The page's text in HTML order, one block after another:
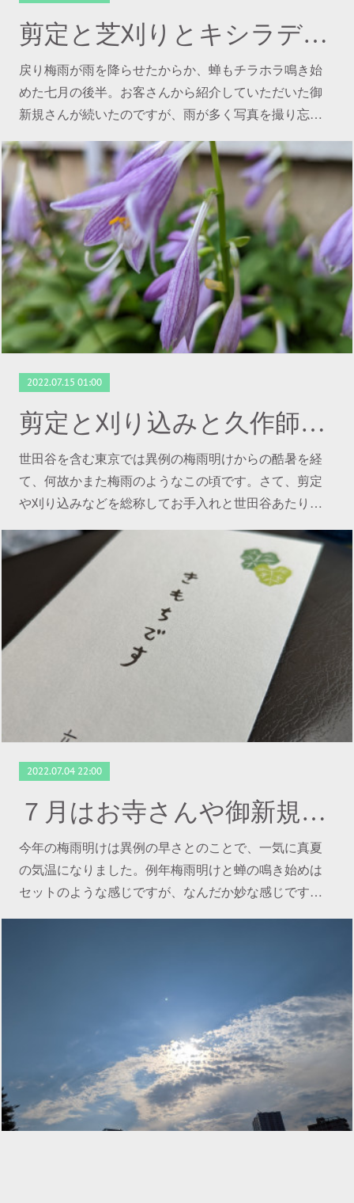
剪定と芝刈りとキシラデコール
戻り梅雨が雨を降らせたからか、蝉もチラホラ鳴き始
めた七月の後半。お客さんから紹介していただいた御
新規さんが続いたのですが、雨が多く写真を撮り忘…
2022.07.15 01:00
剪定と刈り込みと久作師匠の葡萄
世田谷を含む東京では異例の梅雨明けからの酷暑を経
て、何故かまた梅雨のようなこの頃です。さて、剪定
や刈り込みなどを総称してお手入れと世田谷あたり…
2022.07.04 22:00
７月はお寺さんや御新規さんなど
今年の梅雨明けは異例の早さとのことで、一気に真夏
の気温になりました。例年梅雨明けと蝉の鳴き始めは
セットのような感じですが、なんだか妙な感じです…